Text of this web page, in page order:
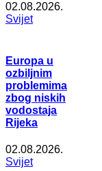
02.08.2026.
Svijet
Europa u
ozbiljnim
problemima
zbog niskih
vodostaja
Rijeka
02.08.2026.
Svijet